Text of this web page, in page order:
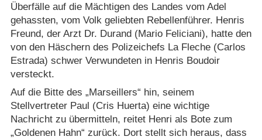
Überfälle auf die Mächtigen des Landes vom Adel
gehassten, vom Volk geliebten Rebellenführer. Henris
Freund, der Arzt Dr. Durand (Mario Feliciani), hatte den
von den Häschern des Polizeichefs La Fleche (Carlos
Estrada) schwer Verwundeten in Henris Boudoir
versteckt.
Auf die Bitte des „Marseillers“ hin, seinem
Stellvertreter Paul (Cris Huerta) eine wichtige
Nachricht zu übermitteln, reitet Henri als Bote zum
„Goldenen Hahn“ zurück. Dort stellt sich heraus, dass